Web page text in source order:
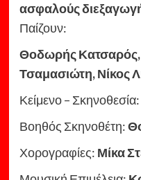
ασφαλούς
Παίζουν:
Θοδωρής Κατσαρός,
Τσαμασιώτη, Νίκος
Κείμενο – Σκηνοθεσία:
Βοηθός Σκηνοθέτη:
Χορογραφίες: Μίκα